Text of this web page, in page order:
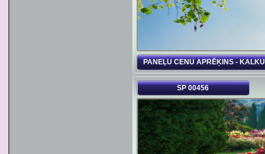
PANEĻU CENU APRĒĶINS -
SP 00456